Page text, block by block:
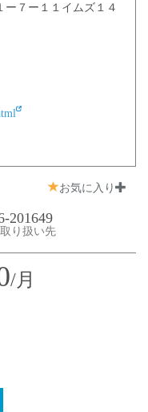
ー７ー１１イムズ１４
お気に入り
201649
り扱い先
/月